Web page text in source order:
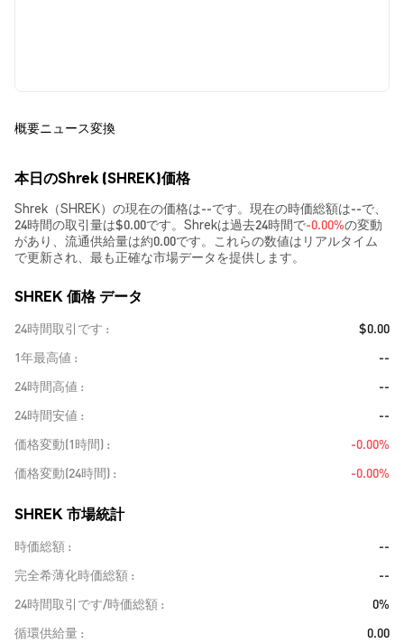
概要ニュース変換
本日のShrek (SHREK)価格
Shrek（SHREK）の現在の価格は--です。現在の時価総額は--で、
24時間の取引量は$0.00です。Shrekは過去24時間で-0.00%の変動
があり、流通供給量は約0.00です。これらの数値はリアルタイム
で更新され、最も正確な市場データを提供します。
SHREK 価格 データ
24時間取引です
$0.00
1年最高値
--
24時間高値
--
24時間安値
--
価格変動(1時間)
-0.00%
価格変動(24時間)
-0.00%
SHREK 市場統計
時価総額
--
完全希薄化時価総額
--
24時間取引です/時価総額
0%
循環供給量
0.00